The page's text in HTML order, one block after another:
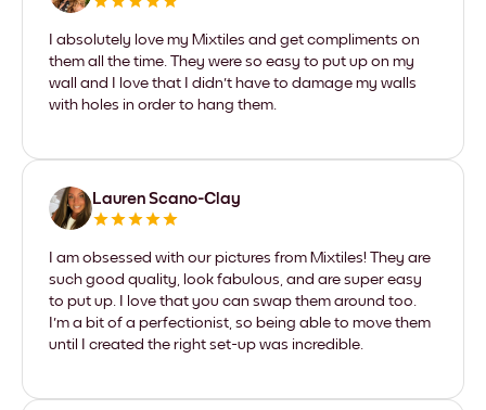
I absolutely love my Mixtiles and get compliments on
them all the time. They were so easy to put up on my
wall and I love that I didn't have to damage my walls
with holes in order to hang them.
Lauren Scano-Clay
I am obsessed with our pictures from Mixtiles! They are
such good quality, look fabulous, and are super easy
to put up. I love that you can swap them around too.
I'm a bit of a perfectionist, so being able to move them
until I created the right set-up was incredible.